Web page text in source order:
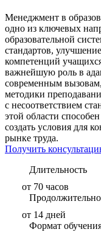
Менеджмент в
одно из ключевых
образовательной
стандартов,
компетенций
важнейшую роль в
современным
методики
с несоответствием
этой области
создать условия для
рынке труда.
Получить
Длительность
от 70 часов
от 14 дней
Формат